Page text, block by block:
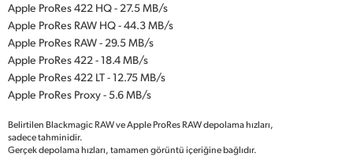
Apple ProRes 422 HQ - 27.5 MB/s
Apple ProRes RAW HQ - 44.3 MB/s
Apple ProRes RAW - 29.5 MB/s
Apple ProRes 422 - 18.4 MB/s
Apple ProRes 422 LT - 12.75 MB/s
Apple ProRes Proxy - 5.6 MB/s
Belirtilen Blackmagic RAW ve Apple ProRes RAW depolama hızları,
sadece tahminidir.
Gerçek depolama hızları, tamamen görüntü içeriğine bağlıdır.